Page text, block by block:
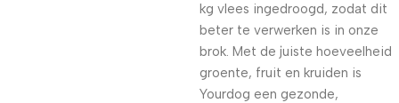
kg vlees ingedroogd, zodat dit
beter te verwerken is in onze
brok. Met de juiste hoeveelheid
groente, fruit en kruiden is
Yourdog een gezonde,